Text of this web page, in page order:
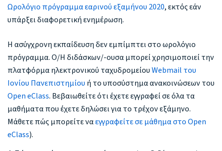
Ωρολόγιο πρόγραμμα εαρινού εξαμήνου 2020, εκτός εάν
υπάρξει διαφορετική ενημέρωση.
Η ασύγχρονη εκπαίδευση δεν εμπίμπτει στο ωρολόγιο
πρόγραμμα. Ο/Η διδάσκων/-ουσα μπορεί χρησιμοποιεί την
πλατφόρμα ηλεκτρονικού ταχυδρομείουWebmail του
Ιονίου Πανεπιστημίου ή το υποσύστημα ανακοινώσεων του
Open eClass. Bεβαιωθείτε ότι έχετε εγγραφεί σε όλα τα
μαθήματα που έχετε δηλώσει για το τρέχον εξάμηνο.
Μάθετε πώς μπορείτε ναεγγραφείτε σε μάθημα στο Open
eClass).